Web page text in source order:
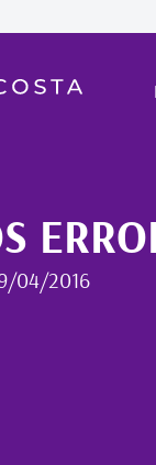
04/2016